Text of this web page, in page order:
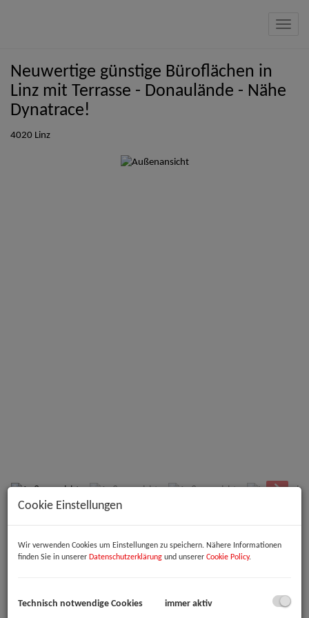
Neuwertige günstige Büroflächen in
Linz mit Terrasse - Donaulände - Nähe
Dynatrace!
4020 Linz
Beschreibung
Willkommen in Ihrem neuen Büro- oder Praxisraum in der
eine ideale Lage im Herzen von Oberösterreich.
Cookie Einstellungen
Wir verwenden Cookies um Einstellungen zu speichern. Nähere Informationen
finden Sie in unserer Datenschutzerklärung und unserer Cookie Policy.
Technisch notwendige Cookies immer aktiv